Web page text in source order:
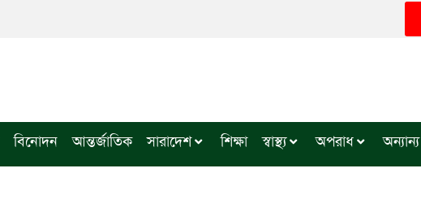
বিনোদন আন্তর্জাতিক সারাদেশ শিক্ষা স্বাস্থ্য অপরাধ অন্যান্য